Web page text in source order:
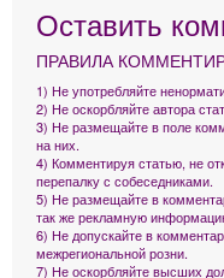
Оставить
ПРАВИЛА
1) Не употребляйте
2) Не оскорбляйте автора
3) Не размещайте в поле
на них.
4) Комментируя статью, не
перепалку с собеседниками.
5) Не размещайте в
так же рекламную
6) Не допускайте в
межрегиональной розни.
7) Не оскорбляйте высших